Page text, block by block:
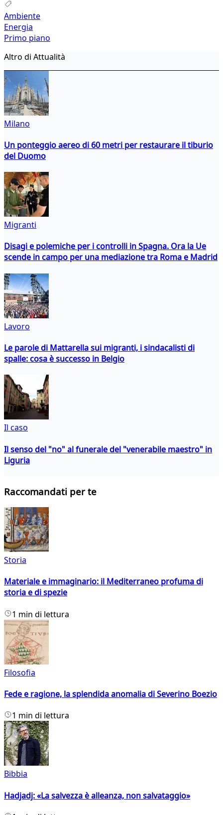
Ambiente
Energia
Primo piano
Altro di Attualità
Milano
Un ponteggio aereo di 60 metri per restaurare il tiburio
del Duomo
Migranti
Disagi e polemiche per i controlli in Spagna. Ora la Ue
scende in campo per una mediazione tra Roma e Madrid
Lavoro
Le parole di Mattarella sui migranti, i sindacalisti di
spalle: cosa è successo in Belgio
Il caso
Il senso del "no" al funerale del "venerabile maestro" in
Liguria
Raccomandati per te
Storia
Materiale e immaginario: il Mediterraneo profuma di
storia e di spezie
1 min di lettura
Filosofia
Fede e ragione, la splendida anomalia di Severino Boezio
1 min di lettura
Bibbia
Hadjadj: «La salvezza è alleanza, non salvataggio»